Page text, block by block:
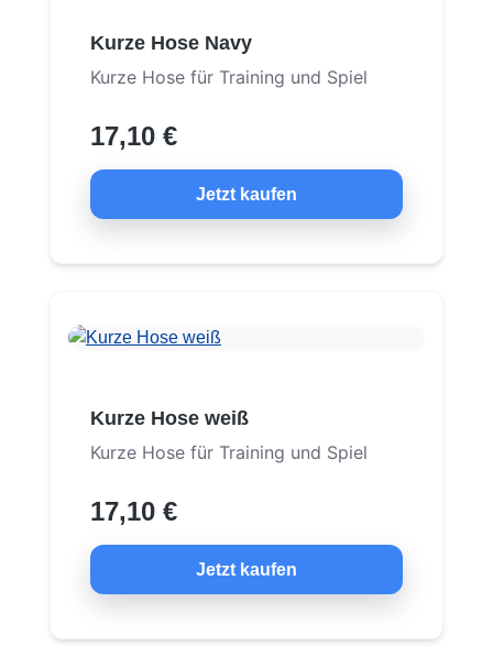
Kurze Hose Navy
Kurze Hose für Training und Spiel
17,10 €
Jetzt kaufen
Kurze Hose weiß
Kurze Hose für Training und Spiel
17,10 €
Jetzt kaufen